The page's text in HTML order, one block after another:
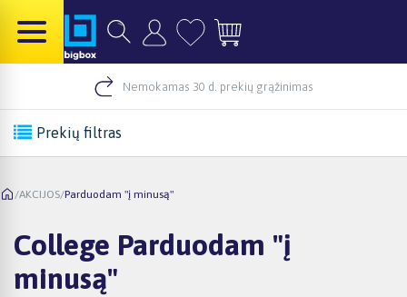
Nemokamas 30 d. prekių grąžinimas
Prekių filtras
/AKCIJOS/Parduodam "į minusą"
College Parduodam "į
minusą"